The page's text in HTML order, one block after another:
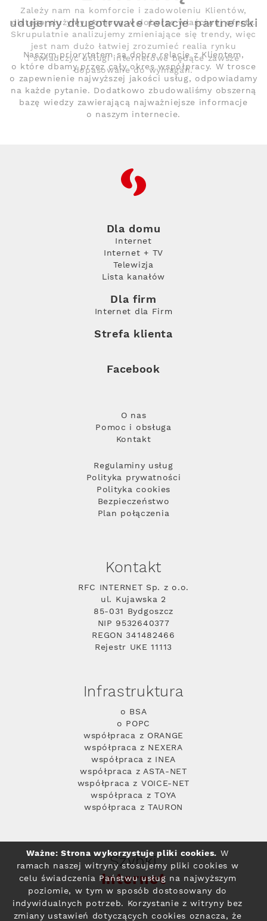
Zależy nam na komforcie i zadowoleniu Klientów,
dlatego służymy pomocą w doborze właściwej oferty.
Skrupulatnie analizujemy zmieniające się trendy, więc
jest nam dużo łatwiej zrozumieć realia rynku
i świadczyć usługi internetowe będące zawsze
dopasowane do wymagań.
Budujemy długotrwałe relacje partnerskie
Naszym priorytetem są dobre relacje z Klientem,
o które dbamy przez cały okres współpracy. W trosce
o zapewnienie najwyższej jakości usług, odpowiadamy
na każde pytanie. Dodatkowo zbudowaliśmy obszerną
bazę wiedzy zawierającą najważniejsze informacje
o naszym internecie.
RFC
Dla domu
Internet
Internet + TV
Telewizja
Lista kanałów
Dla firm
Internet dla Firm
Strefa klienta
Facebook
O nas
Pomoc i obsługa
Kontakt
Regulaminy usług
Polityka prywatności
Polityka cookies
Bezpieczeństwo
Plan połączenia
Kontakt
RFC INTERNET Sp. z o.o.
ul. Kujawska 2
85-031 Bydgoszcz
NIP 9532640377
REGON 341482466
Rejestr UKE 11113
Infrastruktura
o BSA
o POPC
współpraca z ORANGE
współpraca z NEXERA
współpraca z INEA
współpraca z ASTA-NET
współpraca z VOICE-NET
współpraca z TOYA
współpraca z TAURON
Szybki
Internet
Ważne: Strona wykorzystuje pliki cookies. W
ramach naszej witryny stosujemy pliki cookies w
celu świadczenia Państwu usług na najwyższym
poziomie, w tym w sposób dostosowany do
indywidualnych potrzeb. Korzystanie z witryny bez
zmiany ustawień dotyczących cookies oznacza, że